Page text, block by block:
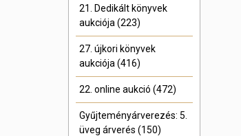
21. Dedikált könyvek
aukciója (223)
27. újkori könyvek
aukciója (416)
22. online aukció (472)
Gyűjteményárverezés: 5.
üveg árverés (150)